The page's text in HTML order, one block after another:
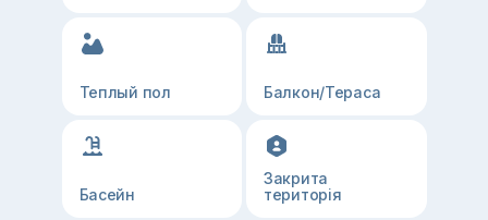
Теплый пол Балкон/Тераса
Басейн
Закрита
територія